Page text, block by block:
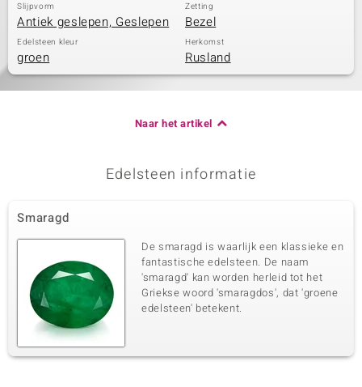
Slijpvorm
Antiek geslepen, Geslepen
Zetting
Bezel
Edelsteen kleur
groen
Herkomst
Rusland
Naar het artikel
Edelsteen informatie
Smaragd
De smaragd is waarlijk een klassieke en
fantastische edelsteen. De naam
'smaragd' kan worden herleid tot het
Griekse woord 'smaragdos', dat 'groene
edelsteen' betekent.